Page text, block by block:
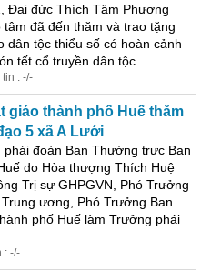
Đại đức Thích Tâm Phương
đã đến thăm và trao tặng
dân tộc thiểu số có hoàn cảnh
tết cổ truyền dân tộc....
: -/-
giáo thành phố Huế thăm
5 xã A Lưới
phái đoàn Ban Thường trực Ban
do Hòa thượng Thích Huệ
Trị sự GHPGVN, Phó Trưởng
ương, Phó Trưởng Ban
phố Huế làm Trưởng phái
: -/-